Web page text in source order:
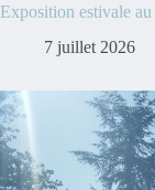
Exposition estivale
7 juillet 2026